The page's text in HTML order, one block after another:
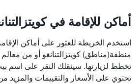
أماكن للإقامة في
استخدم الخريطة للعثور على أماكن
منطقة(مناطق) كويتزالتنانغو أو من
تخطط لزيارتها. سينقلك النقر على اسم
تحتوي على الأسعار والتقييمات والمزيد